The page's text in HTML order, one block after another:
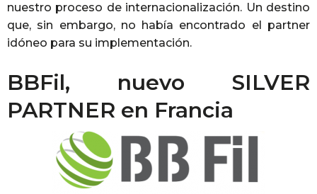
nuestro proceso de internacionalización. Un destino
que, sin embargo, no había encontrado el partner
idóneo para su implementación.
BBFil, nuevo SILVER
PARTNER en Francia